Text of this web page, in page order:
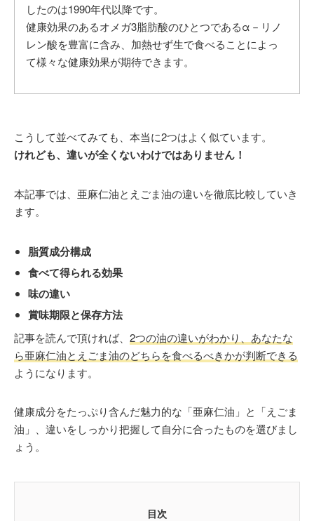
したのは1990年代以降です。
健康効果のあるオメガ3脂肪酸のひとつであるα－リノ
レン酸を豊富に含み、加熱せず生で食べることによっ
て様々な健康効果が期待できます。
こうして並べてみても、本当に2つはよく似ています。
けれども、違いが全くないわけではありません！
本記事では、亜麻仁油とえごま油の違いを徹底比較していき
ます。
脂質成分構成
食べて得られる効果
味の違い
賞味期限と保存方法
記事を読んで頂ければ、 2つの油の違いがわかり、あなたな
ら亜麻仁油とえごま油のどちらを食べるべきかが判断できる
ようになります。
健康成分をたっぷり含んだ魅力的な「亜麻仁油」と「えごま
油」、違いをしっかり把握して自分に合ったものを選びまし
ょう。
目次